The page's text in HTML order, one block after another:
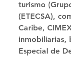
turismo
(ETECSA),
Caribe,
inmobiliarias,
Especial de